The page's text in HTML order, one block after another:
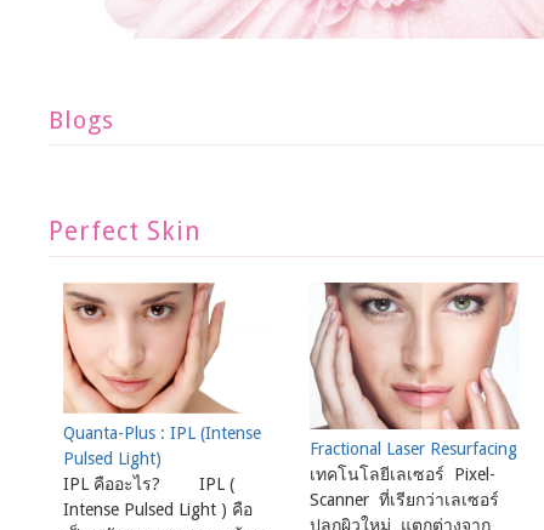
Blogs
Perfect Skin
Quanta-Plus : IPL (Intense
Pulsed Light)
IPL คืออะไร? IPL (
Intense Pulsed Light ) คือ
Fractional Laser Resurfacing
เทคโนโลยีเลเซอร์ Pixel-
Scanner ที่เรียกว่าเลเซอร์
ปลูกผิวใหม่ แตกต่างจาก